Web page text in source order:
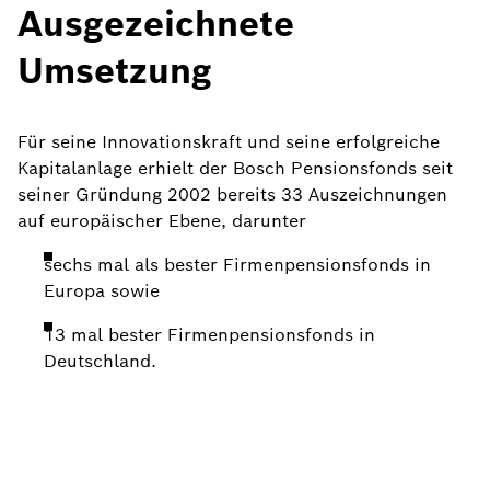
Ausgezeichnete
Umsetzung
Für seine Innovationskraft und seine erfolgreiche
Kapitalanlage erhielt der Bosch Pensionsfonds seit
seiner Gründung 2002 bereits 33 Auszeichnungen
auf europäischer Ebene, darunter
sechs mal als bester Firmenpensionsfonds in
Europa sowie
13 mal bester Firmenpensionsfonds in
Deutschland.